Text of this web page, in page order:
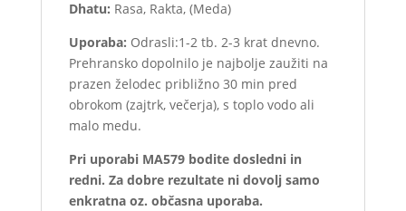
Dhatu: Rasa, Rakta, (Meda)
Uporaba: Odrasli:1-2 tb. 2-3 krat dnevno.
Prehransko dopolnilo je najbolje zaužiti na
prazen želodec približno 30 min pred
obrokom (zajtrk, večerja), s toplo vodo ali
malo medu.
Pri uporabi MA579 bodite dosledni in
redni. Za dobre rezultate ni dovolj samo
enkratna oz. občasna uporaba.